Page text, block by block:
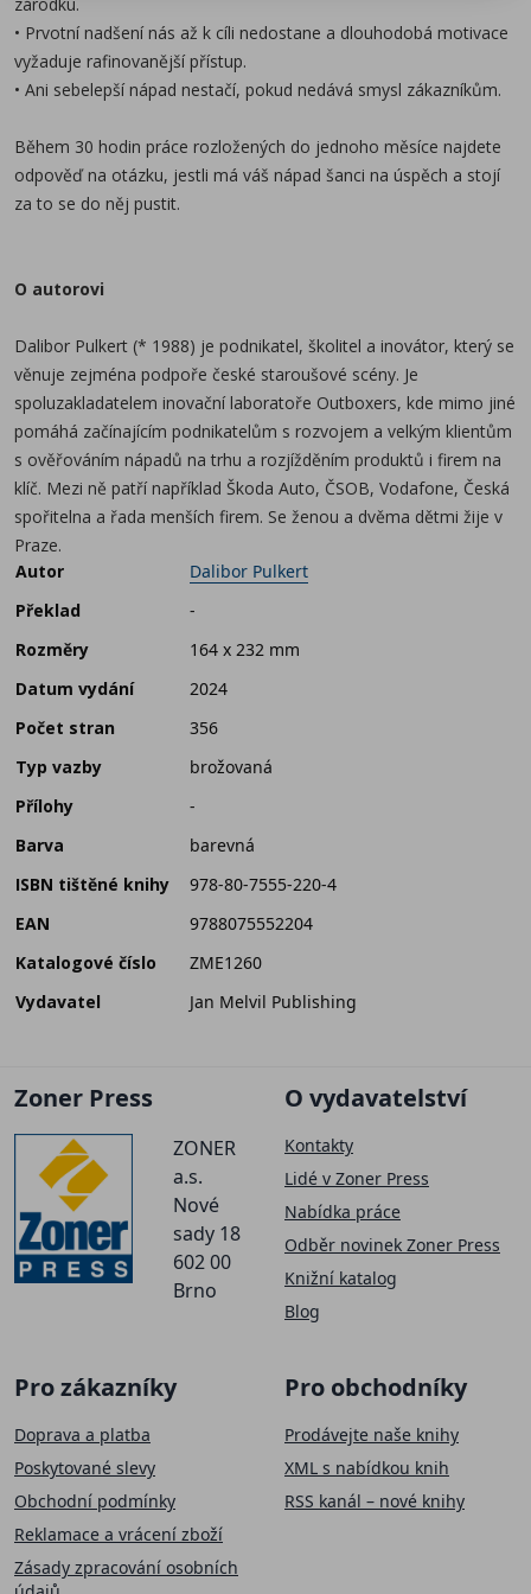
• Prvotní nadšení nás až k cíli nedostane a dlouhodobá motivace
vyžaduje rafinovanější přístup.
• Ani sebelepší nápad nestačí, pokud nedává smysl zákazníkům.
Během 30 hodin práce rozložených do jednoho měsíce najdete
odpověď na otázku, jestli má váš nápad šanci na úspěch a stojí
za to se do něj pustit.
O autorovi
Dalibor Pulkert (* 1988) je podnikatel, školitel a inovátor, který se
věnuje zejména podpoře české staroušové scény. Je
spoluzakladatelem inovační laboratoře Outboxers, kde mimo jiné
pomáhá začínajícím podnikatelům s rozvojem a velkým klientům
s ověřováním nápadů na trhu a rozjížděním produktů i firem na
klíč. Mezi ně patří například Škoda Auto, ČSOB, Vodafone, Česká
spořitelna a řada menších firem. Se ženou a dvěma dětmi žije v
Praze.
Autor
Dalibor Pulkert
Překlad
-
Rozměry
164 x 232 mm
Datum vydání
2024
Počet stran
356
Typ vazby
brožovaná
Přílohy
-
Barva
barevná
ISBN tištěné knihy
978-80-7555-220-4
EAN
9788075552204
Katalogové číslo
ZME1260
Vydavatel
Jan Melvil Publishing
Zoner Press
ZONER
a.s.
Nové
sady 18
602 00
Brno
O vydavatelství
Kontakty
Lidé v Zoner Press
Nabídka práce
Odběr novinek Zoner Press
Knižní katalog
Blog
Pro zákazníky
Doprava a platba
Poskytované slevy
Obchodní podmínky
Reklamace a vrácení zboží
Zásady zpracování osobních
Pro obchodníky
Prodávejte naše knihy
XML s nabídkou knih
RSS kanál – nové knihy